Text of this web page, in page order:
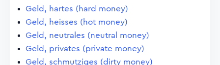
Geld, hartes (hard money)
Geld, heisses (hot money)
Geld, neutrales (neutral money)
Geld, privates (private money)
Geld, schmutziges (dirty money)